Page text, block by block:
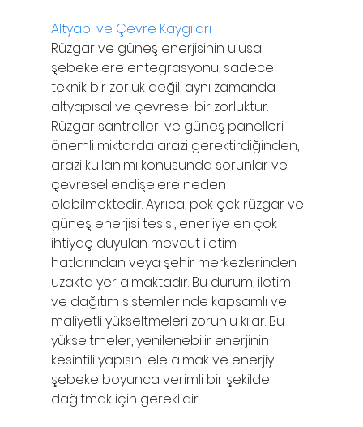
Altyapı ve Çevre Kaygıları
Rüzgar ve güneş enerjisinin ulusal
şebekelere entegrasyonu, sadece
teknik bir zorluk değil, aynı zamanda
altyapısal ve çevresel bir zorluktur.
Rüzgar santralleri ve güneş panelleri
önemli miktarda arazi gerektirdiğinden,
arazi kullanımı konusunda sorunlar ve
çevresel endişelere neden
olabilmektedir. Ayrıca, pek çok rüzgar ve
güneş enerjisi tesisi, enerjiye en çok
ihtiyaç duyulan mevcut iletim
hatlarından veya şehir merkezlerinden
uzakta yer almaktadır. Bu durum, iletim
ve dağıtım sistemlerinde kapsamlı ve
maliyetli yükseltmeleri zorunlu kılar. Bu
yükseltmeler, yenilenebilir enerjinin
kesintili yapısını ele almak ve enerjiyi
şebeke boyunca verimli bir şekilde
dağıtmak için gereklidir.